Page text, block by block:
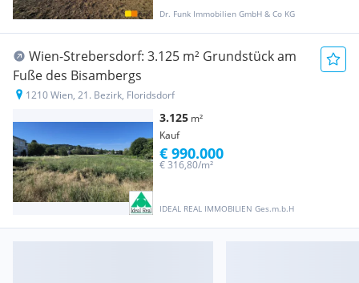
Dr. Funk Immobilien GmbH & Co KG
Wien-Strebersdorf: 3.125 m² Grundstück am
Fuße des Bisambergs
1210 Wien, 21. Bezirk, Floridsdorf
3.125 m²
Kauf
IDEAL REAL IMMOBILIEN Ges.m.b.H
€ 316,80/m²
€ 990.000